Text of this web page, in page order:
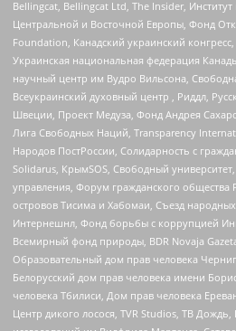
Bellingcat, Bellingcat Ltd, The Insider,
Центральной и Восточной Европы, Фонд
Foundation, Канадский украинский
Украинская национальная федерация
научный центр им Вудро Вильсона,
Всеукраинский духовный центр , Риддл,
Швеции, Проект Медуза, Фонд Андрея
Лига Свободных Наций, Transparеncy
Народов ПостРоссии, Солидарность с
Solidarus, КрымSOS, Свободный университет,
управления, Форум гражданского общества
островов Тисима и Хабомаи, Съезд
Интернешнл, Фонд борьбы с коррупцией
Всемирный фонд природы, BDR Novaja
Образовательный дом прав человека
Белорусский дом прав человека имени
человека Тбилиси, Дом прав человека
Центр дикого лосося, TVR Studios, ТВ